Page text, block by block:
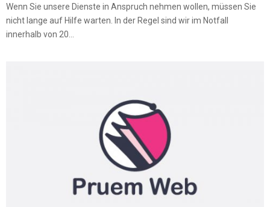
Wenn Sie unsere Dienste in Anspruch nehmen wollen, müssen Sie
nicht lange auf Hilfe warten. In der Regel sind wir im Notfall
innerhalb von 20...